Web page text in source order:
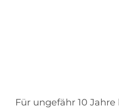
Für ungefähr 10